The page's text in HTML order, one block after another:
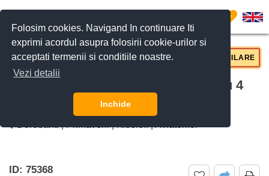
Folosim cookies. Navigand In continuare Iti
exprimi acordul asupra folosirii cookie-urilor si
acceptati termenii si conditiile noastre.
Vezi detalii
Inchide
0
De inchiriat Apartament Deosebit cu 4
Camere Kiseleff, Bucuresti
ID: 75368
CERE DETALII SUNĂ-NE SIMILARE